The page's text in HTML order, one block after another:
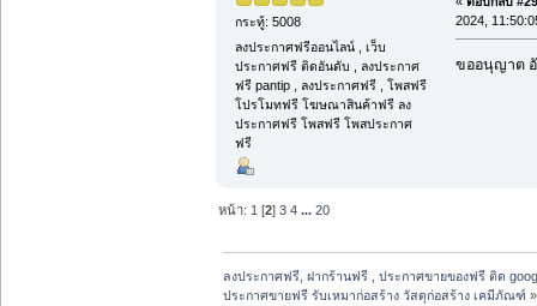
กระทู้: 5008
ลงประกาศฟรีออนไลน์ , เว็บ
ประกาศฟรี ติดอันดับ , ลงประกาศ
ฟรี pantip , ลงประกาศฟรี , โพสฟรี
โปรโมทฟรี โฆษณาสินค้าฟรี ลง
ประกาศฟรี โพสฟรี โพสประกาศ
ฟรี
2024,
ขออนุญาต
หน้า: 1 [2]3 4 ...20
ลงประกาศฟรี, ฝากร้านฟรี , ประกาศขายของฟรี ติด
ประกาศขายฟรี รับเหมาก่อสร้าง วัสดุก่อสร้าง เคมีภัณฑ์ »